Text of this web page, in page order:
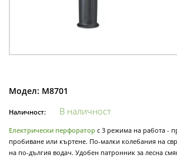
Модел: M8701
Наличност: В наличност
Електрически перфоратор с 3 режима на работа -
пробиване или къртене. По-малки колебания на
на по-дългия водач. Удобен патронник за лесна